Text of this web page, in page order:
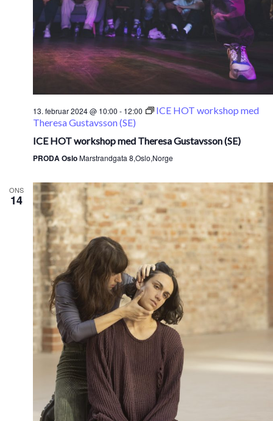
13. februar 2024 @ 10:00 - 12:00
ICE HOT workshop med
Theresa Gustavsson (SE)
ICE HOT workshop med Theresa Gustavsson (SE)
PRODA OsloMarstrandgata 8,Oslo,Norge
ONS
14